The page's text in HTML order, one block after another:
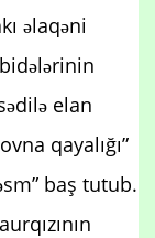
əlaqəni
elan
qayalığı”
baş tutub.